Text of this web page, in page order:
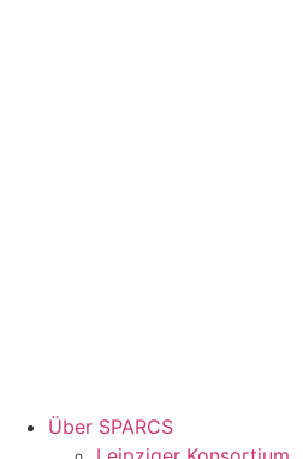
Über SPARCS